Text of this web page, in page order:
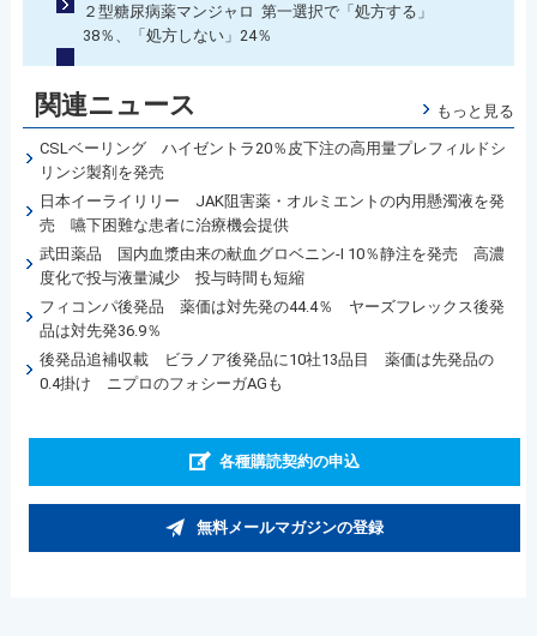
２型糖尿病薬マンジャロ 第一選択で「処方する」
38％、「処方しない」24％
関連ニュース もっと見る
CSLベーリング ハイゼントラ20％皮下注の高用量プレフィルドシ
リンジ製剤を発売
日本イーライリリー JAK阻害薬・オルミエントの内用懸濁液を発
売 嚥下困難な患者に治療機会提供
武田薬品 国内血漿由来の献血グロベニン-I 10％静注を発売 高濃
度化で投与液量減少 投与時間も短縮
フィコンパ後発品 薬価は対先発の44.4％ ヤーズフレックス後発
品は対先発36.9％
後発品追補収載 ビラノア後発品に10社13品目 薬価は先発品の
0.4掛け ニプロのフォシーガAGも
各種購読契約の申込
無料メールマガジンの登録